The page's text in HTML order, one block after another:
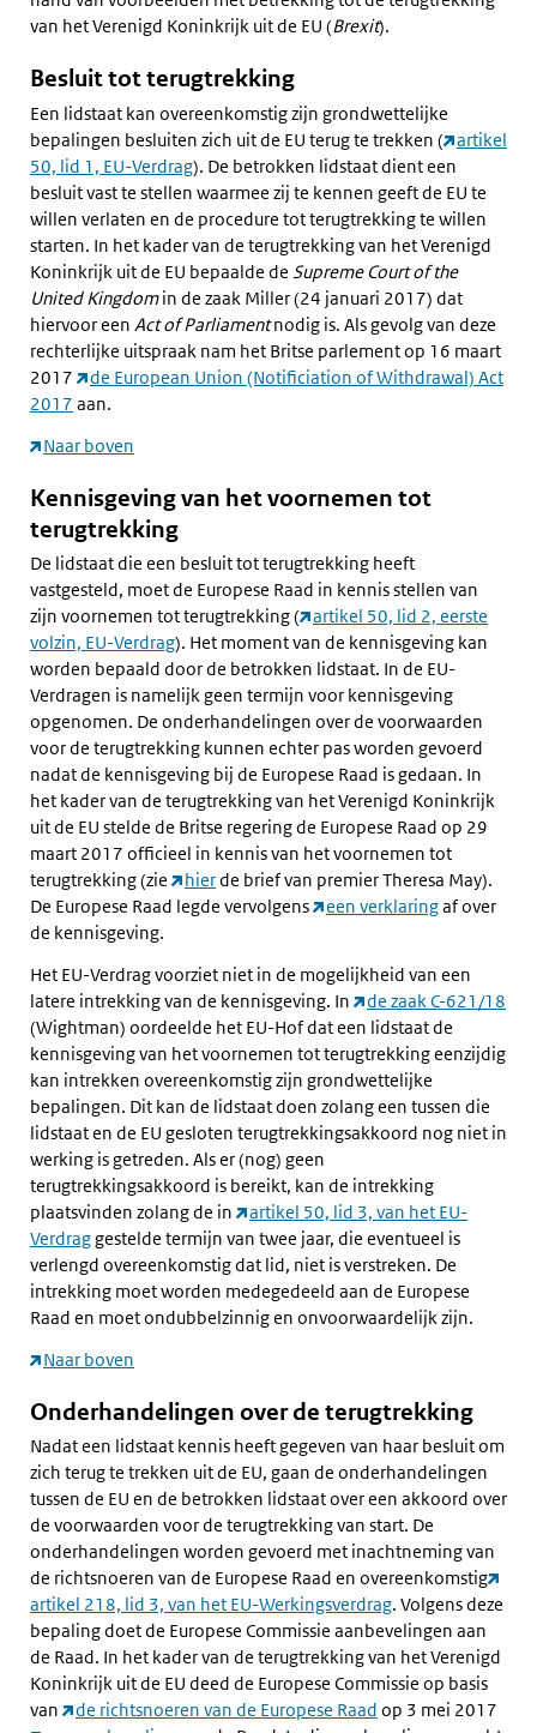
van het Verenigd Koninkrijk uit de EU (Brexit).
Besluit tot terugtrekking
Een lidstaat kan overeenkomstig zijn grondwettelijke
bepalingen besluiten zich uit de EU terug te trekken (
artikel
50, lid 1, EU-Verdrag). De betrokken lidstaat dient een
besluit vast te stellen waarmee zij te kennen geeft de EU te
willen verlaten en de procedure tot terugtrekking te willen
starten. In het kader van de terugtrekking van het Verenigd
Koninkrijk uit de EU bepaalde de Supreme Court of the
United Kingdomin de zaak Miller (24 januari 2017) dat
hiervoor een Act of Parliamentnodig is. Als gevolg van deze
rechterlijke uitspraak nam het Britse parlement op 16 maart
2017
de European Union (Notificiation of Withdrawal) Act
2017 aan.
Naar boven
Kennisgeving van het voornemen tot
terugtrekking
De lidstaat die een besluit tot terugtrekking heeft
vastgesteld, moet de Europese Raad in kennis stellen van
zijn voornemen tot terugtrekking (
artikel 50, lid 2, eerste
volzin, EU-Verdrag). Het moment van de kennisgeving kan
worden bepaald door de betrokken lidstaat. In de EU-
Verdragen is namelijk geen termijn voor kennisgeving
opgenomen. De onderhandelingen over de voorwaarden
voor de terugtrekking kunnen echter pas worden gevoerd
nadat de kennisgeving bij de Europese Raad is gedaan. In
het kader van de terugtrekking van het Verenigd Koninkrijk
uit de EU stelde de Britse regering de Europese Raad op 29
maart 2017 officieel in kennis van het voornemen tot
terugtrekking (zie
hierde brief van premier Theresa May).
De Europese Raad legde vervolgens
een verklaringaf over
de kennisgeving.
Het EU-Verdrag voorziet niet in de mogelijkheid van een
latere intrekking van de kennisgeving. In
de zaak C-621/18
(Wightman) oordeelde het EU-Hof dat een lidstaat de
kennisgeving van het voornemen tot terugtrekking eenzijdig
kan intrekken overeenkomstig zijn grondwettelijke
bepalingen. Dit kan de lidstaat doen zolang een tussen die
lidstaat en de EU gesloten terugtrekkingsakkoord nog niet in
werking is getreden. Als er (nog) geen
terugtrekkingsakkoord is bereikt, kan de intrekking
plaatsvinden zolang de in
artikel 50, lid 3, van het EU-
Verdraggestelde termijn van twee jaar, die eventueel is
verlengd overeenkomstig dat lid, niet is verstreken. De
intrekking moet worden medegedeeld aan de Europese
Raad en moet ondubbelzinnig en onvoorwaardelijk zijn.
Naar boven
Onderhandelingen over de terugtrekking
Nadat een lidstaat kennis heeft gegeven van haar besluit om
zich terug te trekken uit de EU, gaan de onderhandelingen
tussen de EU en de betrokken lidstaat over een akkoord over
de voorwaarden voor de terugtrekking van start. De
onderhandelingen worden gevoerd met inachtneming van
de richtsnoeren van de Europese Raad en overeenkomstig
artikel 218, lid 3, van het EU-Werkingsverdrag. Volgens deze
bepaling doet de Europese Commissie aanbevelingen aan
de Raad. In het kader van de terugtrekking van het Verenigd
Koninkrijk uit de EU deed de Europese Commissie op basis
van
de richtsnoeren van de Europese Raad op 3 mei 2017